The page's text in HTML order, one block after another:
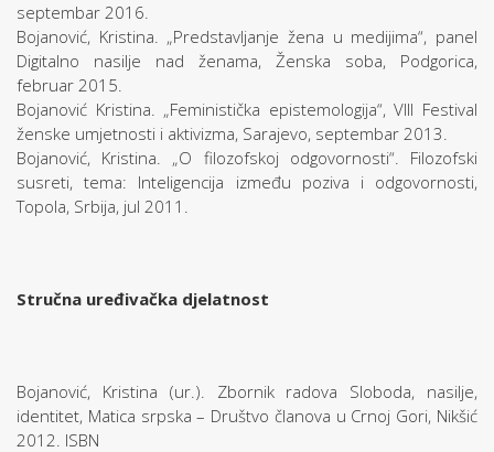
septembar 2016.
Bojanović, Kristina. „Predstavljanje žena u medijima“, panel
Digitalno nasilje nad ženama, Ženska soba, Podgorica,
februar 2015.
Bojanović Kristina. „Feministička epistemologija“, VIII Festival
ženske umjetnosti i aktivizma, Sarajevo, septembar 2013.
Bojanović, Kristina. „O filozofskoj odgovornosti“. Filozofski
susreti, tema: Inteligencija između poziva i odgovornosti,
Topola, Srbija, jul 2011.
Stručna uređivačka djelatnost
Bojanović, Kristina (ur.). Zbornik radova Sloboda, nasilje,
identitet, Matica srpska – Društvo članova u Crnoj Gori, Nikšić
2012. ISBN